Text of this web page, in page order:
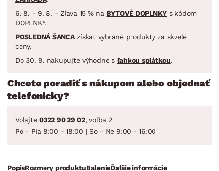
6. 8. - 9. 8. - Zľava 15 % na BYTOVÉ DOPLNKY s kódom
DOPLNKY.
POSLEDNÁ ŠANCAzískať vybrané produkty za skvelé
ceny.
Do 30. 9. nakupujte výhodne s ľahkou splátkou.
Chcete poradiť s nákupom alebo objednať
telefonicky?
Volajte 0322 90 29 02, voľba 2
Po - Pia 8:00 - 18:00 | So - Ne 9:00 - 16:00
PopisRozmery produktuBalenieĎalšie informácie